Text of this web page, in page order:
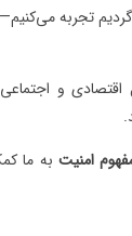
تجربه
اقتصادی و
امنیت به ما